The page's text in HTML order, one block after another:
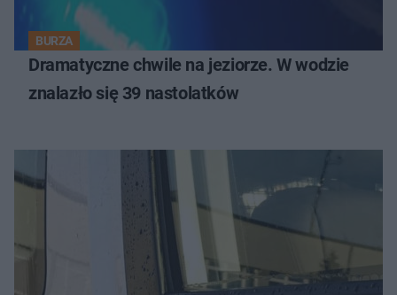
BURZA
Dramatyczne chwile na jeziorze. W wodzie
znalazło się 39 nastolatków